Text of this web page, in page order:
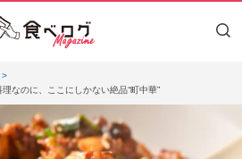
なのに、ここにしかない絶品“町中華”